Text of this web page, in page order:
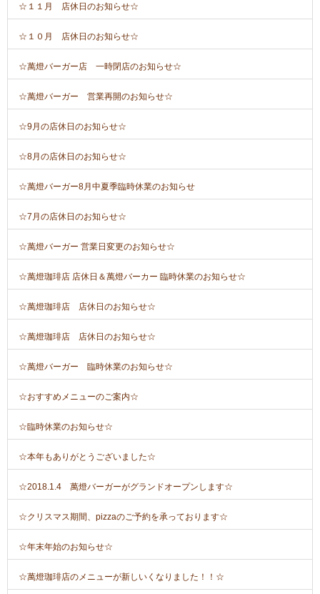
☆１１月 店休日のお知らせ☆
☆１０月 店休日のお知らせ☆
☆萬燈バーガー店 一時閉店のお知らせ☆
☆萬燈バーガー 営業再開のお知らせ☆
☆9月の店休日のお知らせ☆
☆8月の店休日のお知らせ☆
☆萬燈バーガー8月中夏季臨時休業のお知らせ
☆7月の店休日のお知らせ☆
☆萬燈バーガー 営業日変更のお知らせ☆
☆萬燈珈琲店 店休日＆萬燈バーカー 臨時休業のお知らせ☆
☆萬燈珈琲店 店休日のお知らせ☆
☆萬燈珈琲店 店休日のお知らせ☆
☆萬燈バーガー 臨時休業のお知らせ☆
☆おすすめメニューのご案内☆
☆臨時休業のお知らせ☆
☆本年もありがとうございました☆
☆2018.1.4 萬燈バーガーがグランドオープンします☆
☆クリスマス期間、pizzaのご予約を承っております☆
☆年末年始のお知らせ☆
☆萬燈珈琲店のメニューが新しいくなりました！！☆